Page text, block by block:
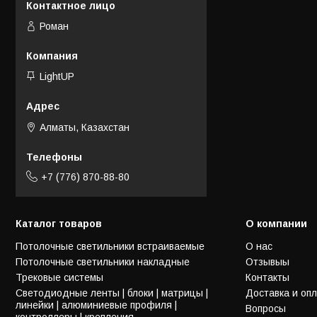
Роман
LightUP
Алматы, Казахстан
+7 (776) 870-88-80
Каталог товаров
Потолочные светильники встраиваемые
Потолочные светильники накладные
Трековые системы
Светодиодные ленты | блоки | матрицы |
линейки | алюминиевые профиля |
О компании
О нас
Отзывыы
Контакты
Доставка и
Вопросы